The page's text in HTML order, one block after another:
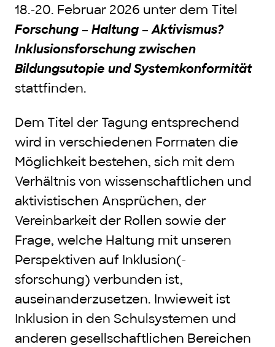
18.-20. Februar 2026 unter dem Titel
Forschung – Haltung – Aktivismus?
Inklusionsforschung zwischen
Bildungsutopie und Systemkonformität
stattfinden.
Dem Titel der Tagung entsprechend
wird in verschiedenen Formaten die
Möglichkeit bestehen, sich mit dem
Verhältnis von wissenschaftlichen und
aktivistischen Ansprüchen, der
Vereinbarkeit der Rollen sowie der
Frage, welche Haltung mit unseren
Perspektiven auf Inklusion(-
sforschung) verbunden ist,
auseinanderzusetzen. Inwieweit ist
Inklusion in den Schulsystemen und
anderen gesellschaftlichen Bereichen